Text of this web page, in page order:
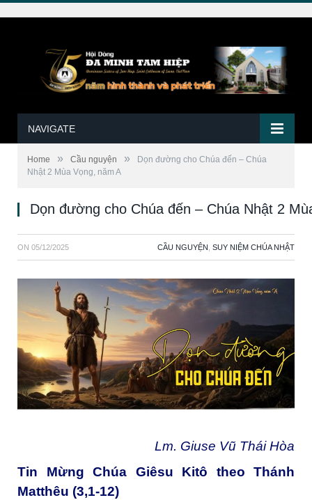
NAVIGATE
Home » Cầu nguyện »
Dọn đường cho Chúa đến – Chúa
Nhật 2 Mùa Vọng, năm A
Dọn đường cho Chúa đến – Chúa Nhật 2
ON 05/12/2025 CẦU NGUYỆN SUY NIỆM CHÚA NHẬT
Lm. Giuse Vũ Thái Hòa
Tin Mừng Chúa Giêsu Kitô theo Thánh
Matthêu (3,1-12)